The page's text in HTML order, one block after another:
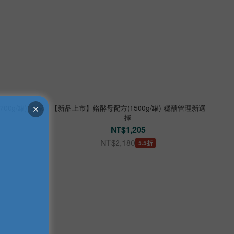
罐)-全家
【新品上市】鉻酵母配方(1500g/罐)-穩醣管理新選
擇
NT$1,205
NT$2,180 5.5折